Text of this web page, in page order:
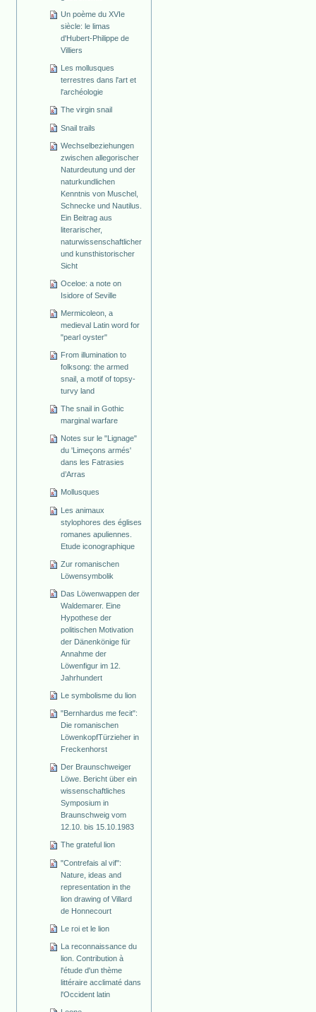
Un poème du XVIe
siècle: le limas
d'Hubert-Philippe de
Villiers
Les mollusques
terrestres dans l'art et
l'archéologie
The virgin snail
Snail trails
Wechselbeziehungen
zwischen allegorischer
Naturdeutung und der
naturkundlichen
Kenntnis von Muschel,
Schnecke und Nautilus.
Ein Beitrag aus
literarischer,
naturwissenschaftlicher
und kunsthistorischer
Sicht
Oceloe: a note on
Isidore of Seville
Mermicoleon, a
medieval Latin word for
"pearl oyster"
From illumination to
folksong: the armed
snail, a motif of topsy-
turvy land
The snail in Gothic
marginal warfare
Notes sur le "Lignage"
du 'Limeçons armés'
dans les Fatrasies
d’Arras
Mollusques
Les animaux
stylophores des églises
romanes apuliennes.
Etude iconographique
Zur romanischen
Löwensymbolik
Das Löwenwappen der
Waldemarer. Eine
Hypothese der
politischen Motivation
der Dänenkönige für
Annahme der
Löwenfigur im 12.
Jahrhundert
Le symbolisme du lion
"Bernhardus me fecit":
Die romanischen
Löwenkopf­Türzieher in
Freckenhorst
Der Braunschweiger
Löwe. Bericht über ein
wissenschaftliches
Symposium in
Braunschweig vom
12.10. bis 15.10.1983
The grateful lion
"Contrefais al vif":
Nature, ideas and
representation in the
lion drawing of Villard
de Honnecourt
Le roi et le lion
La reconnaissance du
lion. Contribution à
l'étude d'un thème
littéraire acclimaté dans
l'Occident latin